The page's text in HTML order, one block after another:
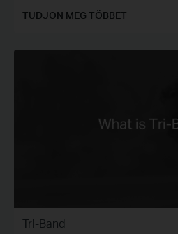
TUDJON MEG TÖBBET
Tri-Band